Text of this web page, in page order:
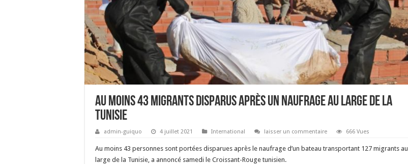
Au moins 43 migrants disparus après un naufrage au large de la
Tunisie
admin-guiquo 4 juillet 2021 International laisser un commentaire 666 Vues
Au moins 43 personnes sont portées disparues après le naufrage d’un bateau transportant 127 migrants au
large de la Tunisie, a annoncé samedi le Croissant-Rouge tunisien.